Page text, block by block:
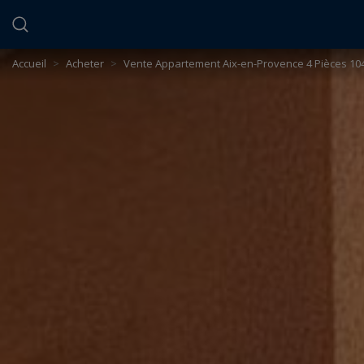
Accueil > Acheter > Vente Appartement Aix-en-Provence 4 Pièces